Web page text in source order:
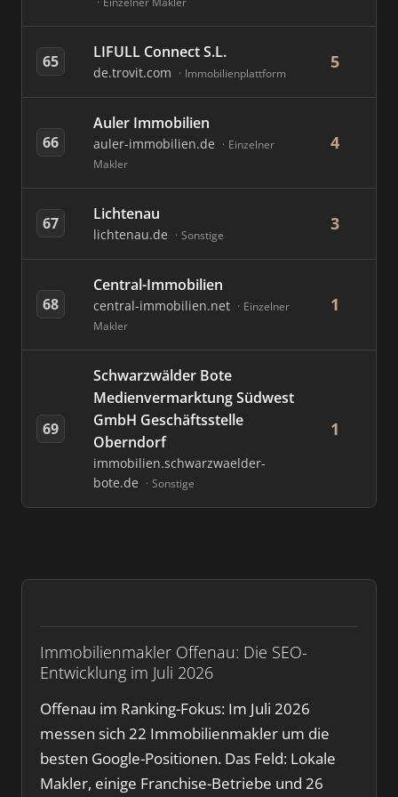
Immobilienmakler Offenau: Die SEO-
Entwicklung im Juli 2026
Offenau im Ranking-Fokus: Im Juli 2026
messen sich 22 Immobilienmakler um die
besten Google-Positionen. Das Feld: Lokale
Makler, einige Franchise-Betriebe und 26
65 LIFULL Connect S.L.
de.trovit.com Immobilienplattform
5
66
Auler Immobilien
auler-immobilien.de
Einzelner
Makler
4
67 Lichtenau
lichtenau.de Sonstige
3
68
Central-Immobilien
central-immobilien.net
Einzelner
Makler
1
69
Schwarzwälder Bote
Medienvermarktung Südwest
GmbH Geschäftsstelle
Oberndorf
immobilien.schwarzwaelder-
bote.de
Sonstige
1